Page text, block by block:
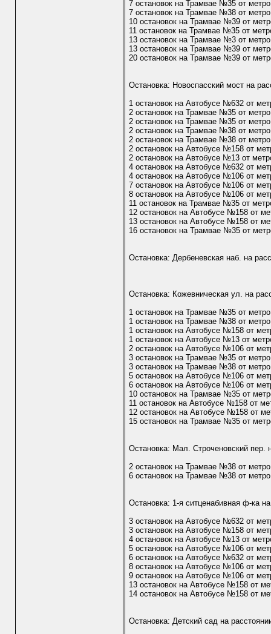
7 остановок на Трамвае №35 от
7 остановок на Трамвае №38 от
10 остановок на Трамвае №39 от
11 остановок на Трамвае №35 от
13 остановок на Трамвае №3 от
13 остановок на Трамвае №39 от
20 остановок на Трамвае №39 от
Остановка: Новоспасский мост на
1 остановок на Автобусе №632 от
2 остановок на Трамвае №35 от
2 остановок на Трамвае №35 от
2 остановок на Трамвае №38 от
2 остановок на Трамвае №38 от
2 остановок на Автобусе №158 от
2 остановок на Автобусе №13 от
4 остановок на Автобусе №632 от
4 остановок на Автобусе №106 от
7 остановок на Автобусе №106 от
8 остановок на Автобусе №106 от
11 остановок на Трамвае №35 от
12 остановок на Автобусе №158 от
13 остановок на Автобусе №158 от
16 остановок на Трамвае №35 от
Остановка: Дербеневская наб. на
Остановка: Кожевническая ул. на
1 остановок на Трамвае №35 от
1 остановок на Трамвае №38 от
1 остановок на Автобусе №158 от
1 остановок на Автобусе №13 от
2 остановок на Автобусе №106 от
3 остановок на Трамвае №35 от
3 остановок на Трамвае №38 от
5 остановок на Автобусе №106 от
6 остановок на Автобусе №106 от
10 остановок на Трамвае №35 от
11 остановок на Автобусе №158 от
12 остановок на Автобусе №158 от
15 остановок на Трамвае №35 от
Остановка: Мал. Строченовский пер.
2 остановок на Трамвае №38 от
6 остановок на Трамвае №38 от
Остановка: 1-я ситценабивная ф-ка
3 остановок на Автобусе №632 от
3 остановок на Автобусе №158 от
4 остановок на Автобусе №13 от
5 остановок на Автобусе №106 от
6 остановок на Автобусе №632 от
8 остановок на Автобусе №106 от
9 остановок на Автобусе №106 от
13 остановок на Автобусе №158 от
14 остановок на Автобусе №158 от
Остановка: Детский сад на